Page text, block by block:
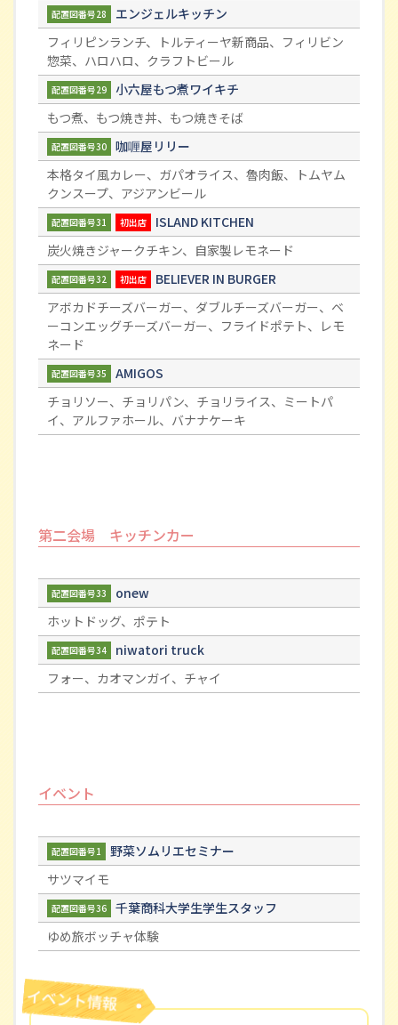
配置図番号28
エンジェルキッチン
フィリピンランチ、トルティーヤ新商品、フィリビン
惣菜、ハロハロ、クラフトビール
配置図番号29
小六屋もつ煮ワイキチ
もつ煮、もつ焼き丼、もつ焼きそば
配置図番号30
咖喱屋リリー
本格タイ風カレー、ガパオライス、魯肉飯、トムヤム
クンスープ、アジアンビール
配置図番号31 初出店
ISLAND KITCHEN
炭火焼きジャークチキン、自家製レモネード
配置図番号32 初出店
BELIEVER IN BURGER
アボカドチーズバーガー、ダブルチーズバーガー、ベ
ーコンエッグチーズバーガー、フライドポテト、レモ
ネード
配置図番号35
AMIGOS
チョリソー、チョリパン、チョリライス、ミートパ
イ、アルファホール、バナナケーキ
第二会場 キッチンカー
配置図番号33
onew
ホットドッグ、ポテト
配置図番号34
niwatori truck
フォー、カオマンガイ、チャイ
イベント
配置図番号1
野菜ソムリエセミナー
サツマイモ
配置図番号36
千葉商科大学生学生スタッフ
ゆめ旅ボッチャ体験